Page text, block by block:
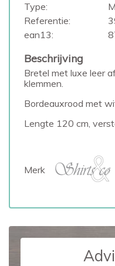
Type:
Referentie:
ean13:
Beschrijving
Bretel met luxe leer
klemmen.
Bordeauxrood met
Lengte 120 cm,
Merk